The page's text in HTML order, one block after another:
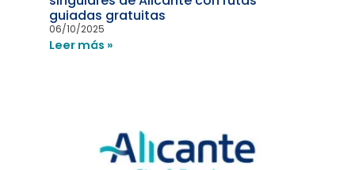
guiadas gratuitas
06/10/2025
Leer más »